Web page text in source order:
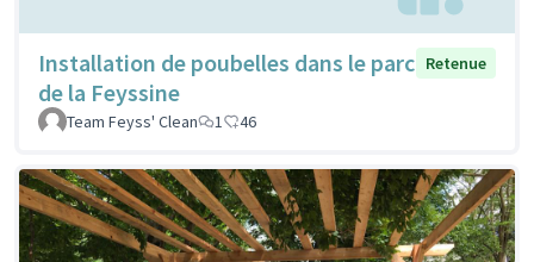
Installation de poubelles dans le parc
de la Feyssine
Retenue
Team Feyss' Clean 1 46